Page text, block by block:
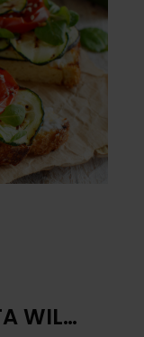
WIL